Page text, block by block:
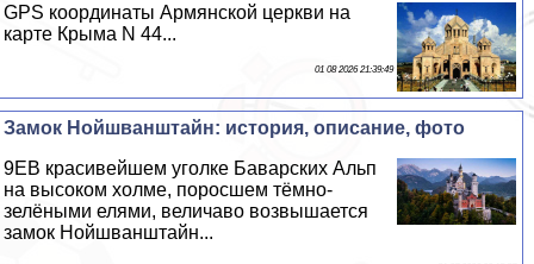
GPS координаты Армянской церкви на
карте Крыма N 44...
01 08 2026 21:39:49
Замок Нойшванштайн: история, описание, фото
9EВ красивейшем уголке Баварских Альп
на высоком холме, поросшем тёмно-
зелёными елями, величаво возвышается
замок Нойшванштайн...